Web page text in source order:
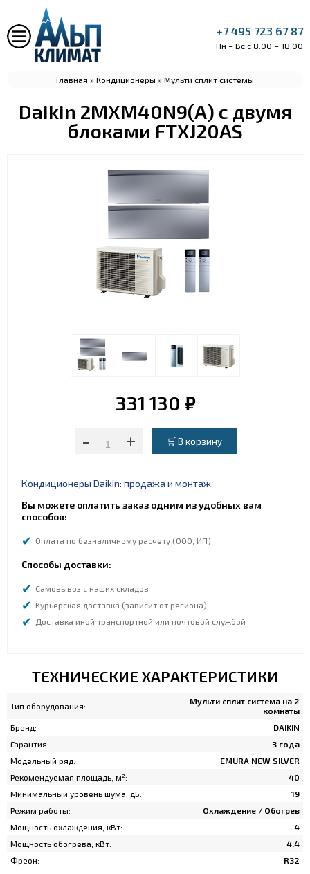
+7 495 723 67 87
Пн – Вс с 8.00 – 18.00
Главная » Кондиционеры » Мульти сплит системы
Daikin 2MXM40N9(A) с двумя
блоками FTXJ20AS
331 130 ₽
-
+
Кондиционеры Daikin: продажа и монтаж
Вы можете оплатить заказ одним из удобных вам
способов:
Оплата по безналичному расчету (ООО, ИП)
Способы доставки:
Самовывоз с наших складов
Курьерская доставка (зависит от региона)
Доставка иной транспортной или почтовой службой
ТЕХНИЧЕСКИЕ ХАРАКТЕРИСТИКИ
Тип оборудования:
Мульти сплит система на 2
комнаты
Бренд:
DAIKIN
Гарантия:
3 года
Модельный ряд:
EMURA NEW SILVER
Рекомендуемая площадь, м²:
40
Минимальный уровень шума, дБ:
19
Режим работы:
Охлаждение / Обогрев
Мощность охлаждения, кВт:
4
Мощность обогрева, кВт:
4.4
Фреон:
R32